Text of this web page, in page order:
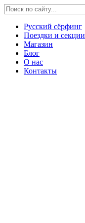
Русский сёрфинг
Поездки и секции
Магазин
Блог
О нас
Контакты